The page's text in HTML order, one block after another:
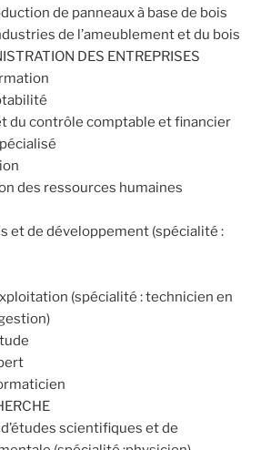
de panneaux à base de bois
de l’ameublement et du bois
DES ENTREPRISES
du contrôle comptable et financier
des ressources humaines
et de développement (spécialité :
(spécialité : technicien en
scientifiques et de